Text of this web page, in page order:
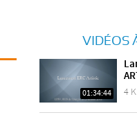
VIDÉOS
01:34:44 4